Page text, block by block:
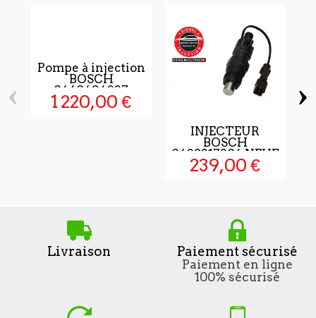
Pompe à injection
BOSCH
0460494337
1 220,00 €
INJECTEUR
BOSCH
0432217306 NEUF
239,00 €
‹ ›
Livraison Paiement sécurisé
Paiement en ligne
100% sécurisé